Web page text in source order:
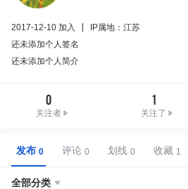
2017-12-10 加入
IP属地：江苏
还未添加个人签名
还未添加个人简介
0
关注者
1
关注了
发布 评论 划线 收藏
全部分类 